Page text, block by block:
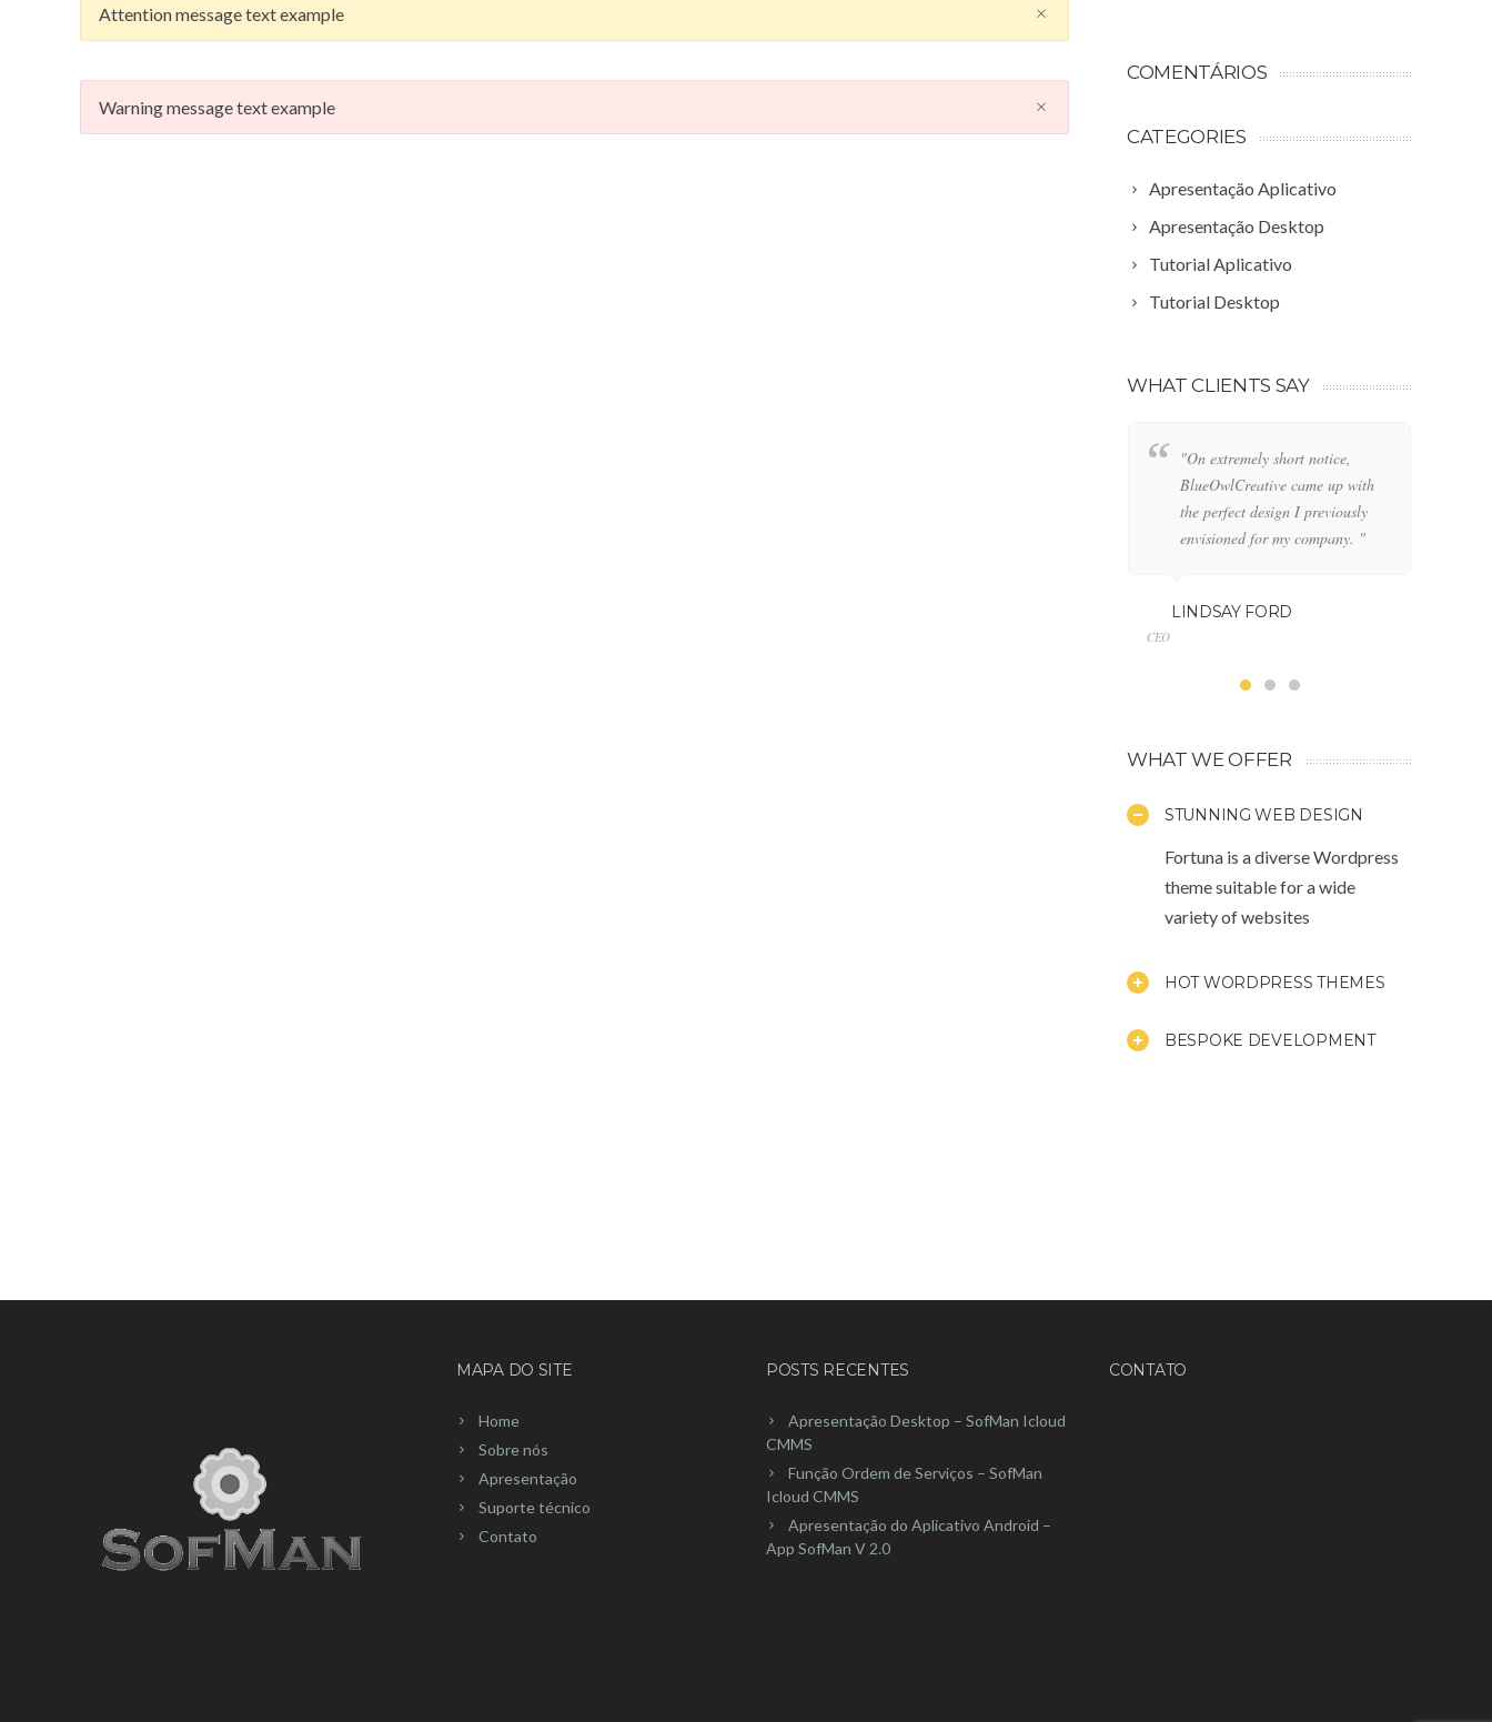
Attention message text example
Warning message text example
COMENTÁRIOS
CATEGORIES
Apresentação Aplicativo
Apresentação Desktop
Tutorial Aplicativo
Tutorial Desktop
WHAT CLIENTS SAY
"On extremely short notice,
BlueOwlCreative came up with
the perfect design I previously
envisioned for my company. "
LINDSAY FORD
CEO
WHAT WE OFFER
STUNNING WEB DESIGN
Fortuna is a diverse Wordpress
theme suitable for a wide
variety of websites
HOT WORDPRESS THEMES
BESPOKE DEVELOPMENT
MAPA DO SITE
Home
Sobre nós
Apresentação
Suporte técnico
Contato
POSTS RECENTES
Apresentação Desktop – SofMan Icloud
CMMS
Função Ordem de Serviços – SofMan
Icloud CMMS
Apresentação do Aplicativo Android –
App SofMan V 2.0
CONTATO